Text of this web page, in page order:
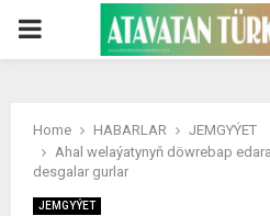
PRIMARY
Home HABARLAR
JEMGYÝET
Ahal welaýatynyň döwrebap
desgalar gurlar
JEMGYÝET